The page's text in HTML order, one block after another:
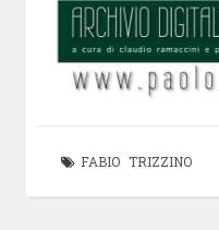
FABIO TRIZZINO